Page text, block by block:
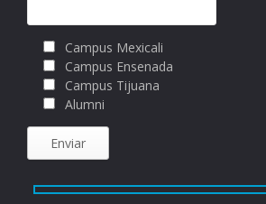
Campus Mexicali
Campus Ensenada
Campus Tijuana
Alumni